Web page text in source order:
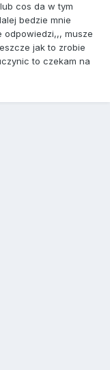
cos da w tym
bedzie mnie
odpowiedzi,,, musze
jak to zrobie
to czekam na